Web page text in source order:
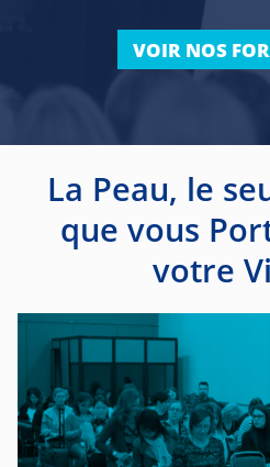
VOIR NOS
La Peau, le
que vous
votre